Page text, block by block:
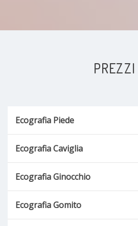
PREZZI
Ecografia Piede
Ecografia Caviglia
Ecografia Ginocchio
Ecografia Gomito